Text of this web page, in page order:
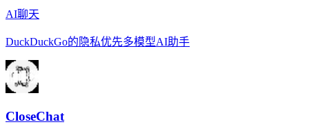
AI聊天
DuckDuckGo的隐私优先多模型AI助手
CloseChat